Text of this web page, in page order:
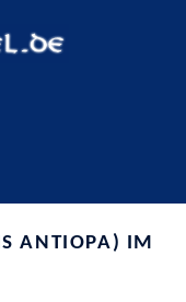
ANTIOPA) IM